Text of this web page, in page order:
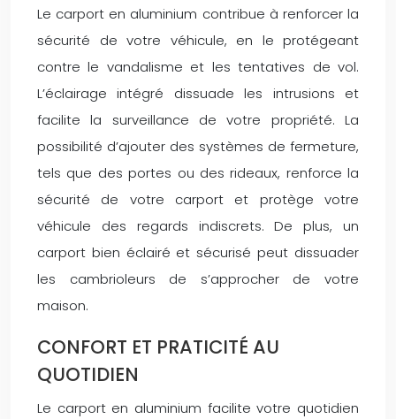
Le carport en aluminium contribue à renforcer la
sécurité de votre véhicule, en le protégeant
contre le vandalisme et les tentatives de vol.
L’éclairage intégré dissuade les intrusions et
facilite la surveillance de votre propriété. La
possibilité d’ajouter des systèmes de fermeture,
tels que des portes ou des rideaux, renforce la
sécurité de votre carport et protège votre
véhicule des regards indiscrets. De plus, un
carport bien éclairé et sécurisé peut dissuader
les cambrioleurs de s’approcher de votre
maison.
CONFORT ET PRATICITÉ AU
QUOTIDIEN
Le carport en aluminium facilite votre quotidien